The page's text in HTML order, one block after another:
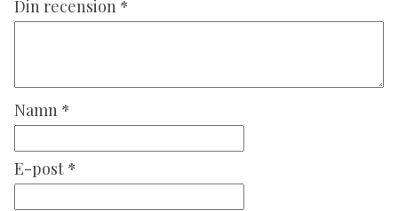
Din recension *
Namn *
E-post *